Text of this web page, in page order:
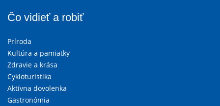
Čo vidieť a robiť
Príroda
Kultúra a pamiatky
Zdravie a krása
Cykloturistika
Aktívna dovolenka
Gastronómia